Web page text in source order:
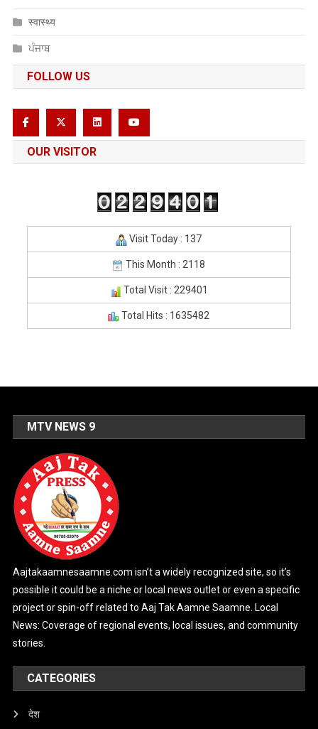
स्वास्थ्य
ਪੰਜਾਬ
FOLLOW US
OUR VISITOR
Visit Today : 137
This Month : 2118
Total Visit : 229401
Total Hits : 1635482
MTV NEWS 9
Aajtakaamnesaamne.com isn’t a widely recognized site, so it’s
possible it could be a niche or local news outlet or even a specific
project or spin-off related to Aaj Tak Aamne Saamne. Local
News: Coverage of regional events, local issues, and community
stories.
CATEGORIES
देश